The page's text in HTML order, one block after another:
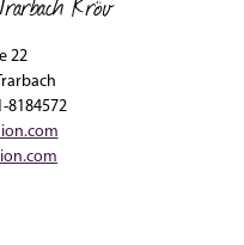
22
8184572